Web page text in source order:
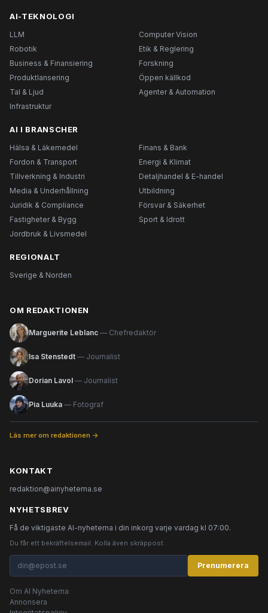
AI-TEKNOLOGI
LLM
Computer Vision
Robotik
Etik & Reglering
Business & Finansiering
Forskning
Produktlansering
Öppen källkod
Tal & Ljud
Agenter & Automation
Infrastruktur
AI I BRANSCHER
Hälsa & Läkemedel
Finans & Bank
Fordon & Transport
Energi & Klimat
Tillverkning & Industri
Detaljhandel & E-handel
Media & Underhållning
Utbildning
Juridik & Compliance
Försvar & Säkerhet
Fastigheter & Bygg
Sport & Idrott
Jordbruk & Livsmedel
REGIONALT
Sverige & Norden
OM REDAKTIONEN
Marguerite Leblanc — Chefredaktör
Isa Stenstedt — Journalist
Dorian Lavol — Journalist
Pia Luuka — Fotograf
Läs mer om redaktionen →
KONTAKT
redaktion@ainyheterna.se
NYHETSBREV
Få de viktigaste AI-nyheterna i din inkorg varje vardag kl 07:00.
Du får ett bekräftelsemail. Kolla även skräppost.
Prenumerera
Om AI Nyheterna
Annonsera